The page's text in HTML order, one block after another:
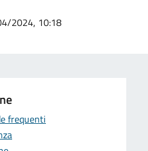
2024, 10:18
frequenti